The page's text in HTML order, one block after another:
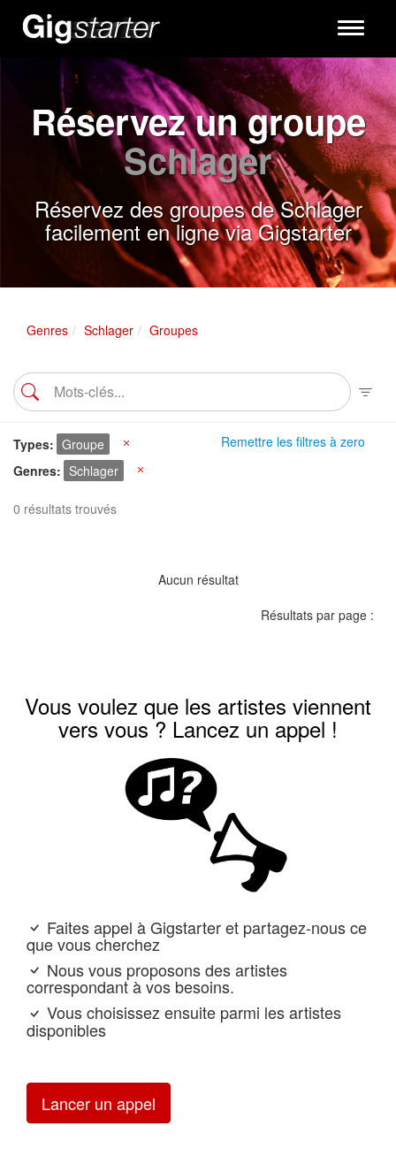
Toggle
Réservez un groupe
Schlager
Réservez des groupes de Schlager
facilement en ligne via Gigstarter
Genres Schlager Groupes
Remettre les filtres à zero
Types Groupe
Genres
Schlager
0 résultats trouvés
Aucun résultat
Résultats par page :
Vous voulez que les artistes viennent
vers vous ? Lancez un appel !
Faites appel à Gigstarter et partagez-nous ce
que vous cherchez
Nous vous proposons des artistes
correspondant à vos besoins.
Vous choisissez ensuite parmi les artistes
disponibles
Lancer un appel